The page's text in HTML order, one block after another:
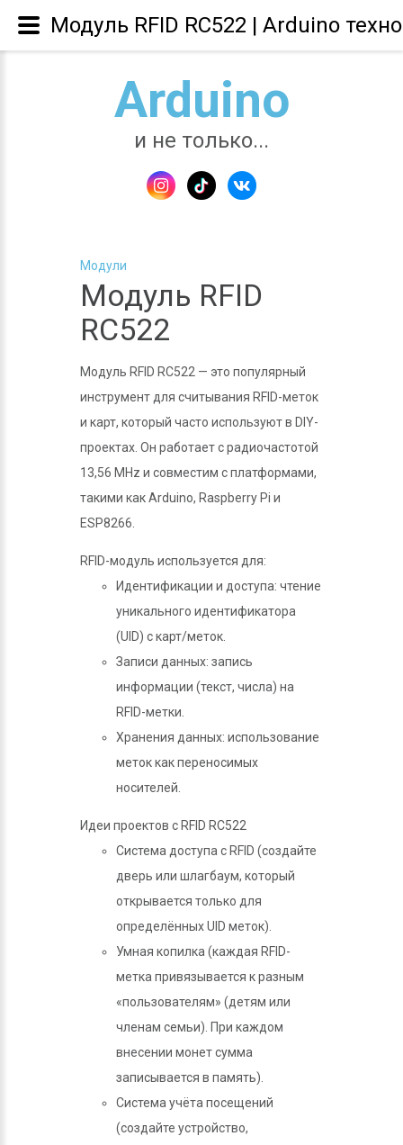
Arduino
и не только...
Модули
Модуль RFID
RC522
Модуль RFID RC522 — это популярный
инструмент для считывания RFID-меток
и карт, который часто используют в DIY-
проектах. Он работает с радиочастотой
13,56 MHz и совместим с платформами,
такими как Arduino, Raspberry Pi и
ESP8266.
RFID-модуль используется для:
Идентификации и доступа: чтение
уникального идентификатора
(UID) с карт/меток.
Записи данных: запись
информации (текст, числа) на
RFID-метки.
Хранения данных: использование
меток как переносимых
носителей.
Идеи проектов с RFID RC522
Система доступа с RFID (создайте
дверь или шлагбаум, который
открывается только для
определённых UID меток).
Умная копилка (каждая RFID-
метка привязывается к разным
«пользователям» (детям или
членам семьи). При каждом
внесении монет сумма
записывается в память).
Система учёта посещений
(создайте устройство,
Модуль RFID RC522 | Arduino